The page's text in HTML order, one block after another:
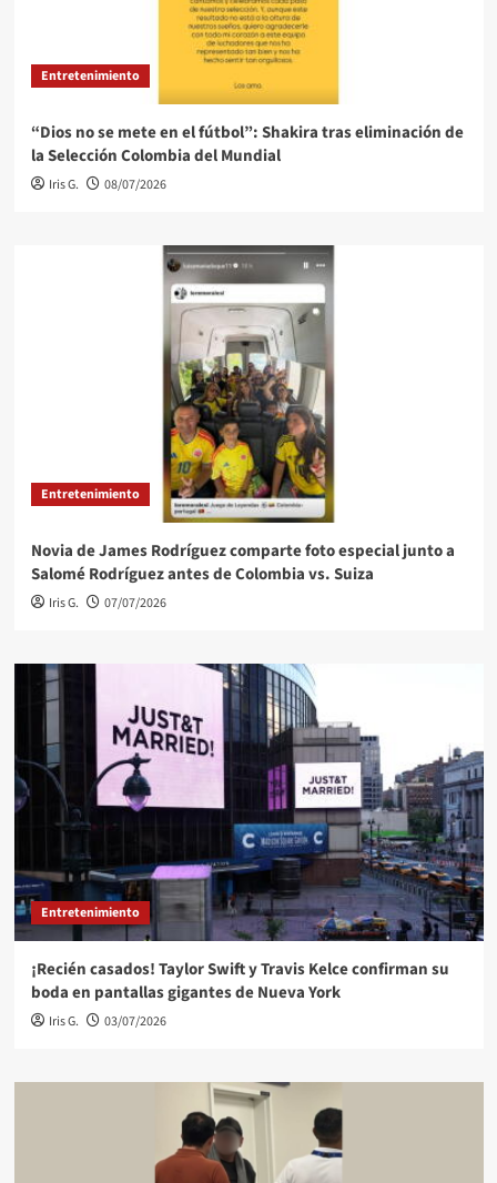
Entretenimiento
“Dios no se mete en el fútbol”: Shakira tras eliminación de
la Selección Colombia del Mundial
Iris G. 08/07/2026
Entretenimiento
Novia de James Rodríguez comparte foto especial junto a
Salomé Rodríguez antes de Colombia vs. Suiza
Iris G. 07/07/2026
Entretenimiento
¡Recién casados! Taylor Swift y Travis Kelce confirman su
boda en pantallas gigantes de Nueva York
Iris G. 03/07/2026